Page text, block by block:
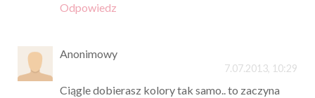
Odpowiedz
Anonimowy
7.07.2013, 10:29
Ciągle dobierasz kolory tak samo.. to zaczyna